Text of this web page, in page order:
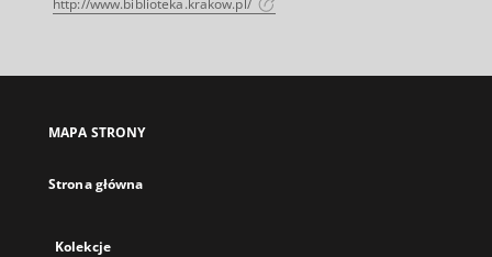
http://www.biblioteka.krakow.pl/
MAPA STRONY
Strona główna
Kolekcje